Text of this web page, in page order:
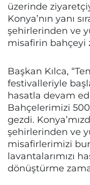
üzerinde
Konya’nın yanı
şehirlerinden ve
misafirin bahçeyi
Başkan Kılca,
festivalleriyle
hasatla devam
Bahçelerimizi
gezdi.
şehirlerinden ve
misafirlerimizi
lavantalarımızı
dönüştürme